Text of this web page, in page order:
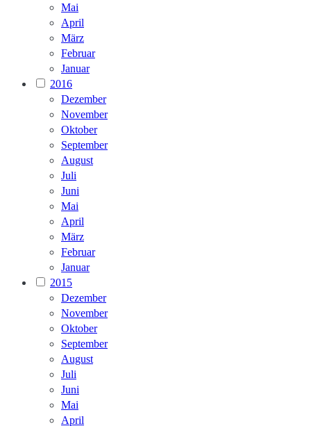
Mai
April
März
Februar
Januar
2016
Dezember
November
Oktober
September
August
Juli
Juni
Mai
April
März
Februar
Januar
2015
Dezember
November
Oktober
September
August
Juli
Juni
Mai
April